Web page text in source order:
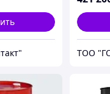
ТОО